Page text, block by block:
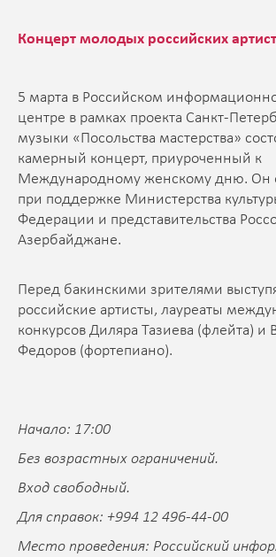
Концерт молодых российских
5 марта в Российском
центре в рамках проекта Санкт-
музыки «Посольства мастерства»
камерный концерт, приуроченный к
Международному женскому дню. Он
при поддержке Министерства
Федерации и представительства
Азербайджане.
Перед бакинскими зрителями
российские артисты, лауреаты
конкурсов Диляра Тазиева (флейта) и
Федоров (фортепиано).
Начало: 17:00
Без возрастных ограничений.
Вход свободный.
Для справок: +994 12 496-44-00
Место проведения: Российский